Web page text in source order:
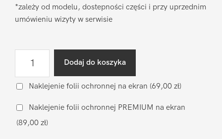
*zależy od modelu, dostepności części i przy uprzednim
umówieniu wizyty w serwisie
wyświetlacza
K50S
Dodaj do koszyka
Naklejenie folii ochronnej na ekran (69,00 zł)
Naklejenie folii ochronnej PREMIUM na ekran
(89,00 zł)